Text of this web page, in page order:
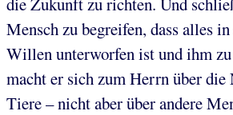
Mensch zu begreifen, dass alles
Willen unterworfen ist und ihm
macht er sich zum Herrn über die
Tiere – nicht aber über andere